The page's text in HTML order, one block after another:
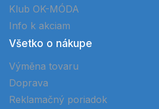
Klub OK-MÓDA
Info k akciam
Všetko o nákupe
Výměna tovaru
Doprava
Reklamačný poriadok